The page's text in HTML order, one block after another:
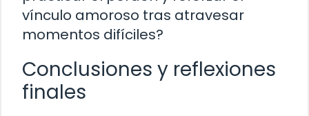
vínculo amoroso tras atravesar
momentos difíciles?
Conclusiones y reflexiones
finales